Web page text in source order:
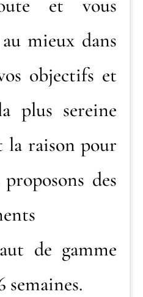
et vous
mieux dans
objectifs et
plus sereine
la raison pour
des
de gamme
semaines.